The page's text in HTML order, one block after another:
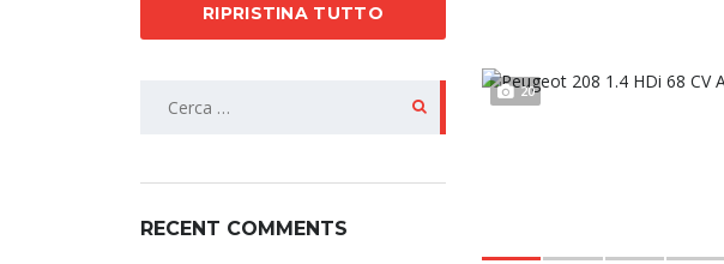
RIPRISTINA TUTTO
RECENT COMMENTS
20